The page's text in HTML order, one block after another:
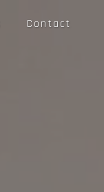
Contact